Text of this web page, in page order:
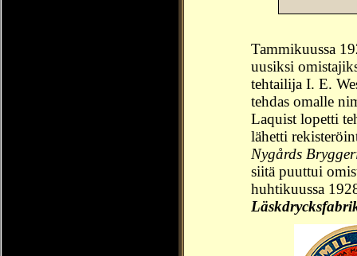
Tammikuussa
uusiksi
tehtailija I. E.
tehdas omalle
Laquist lopetti
lähetti
Nygårds
siitä puuttui
huhtikuussa